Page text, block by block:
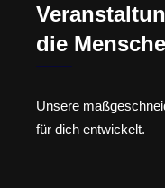
die
Unsere
für dich entwickelt.